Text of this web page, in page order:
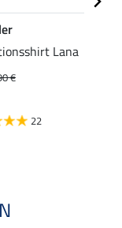
Lana
€
22